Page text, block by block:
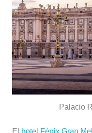
Palacio
El hotel Fénix Gran